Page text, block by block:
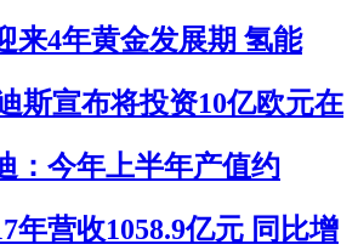
来4年黄金发展期 氢能
斯宣布将投资10亿欧元在
：今年上半年产值约
年营收1058.9亿元 同比增